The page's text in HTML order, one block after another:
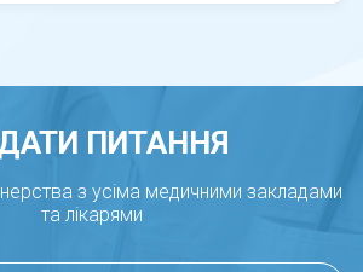
ПИТАННЯ
з усіма медичними закладами
та лікарями